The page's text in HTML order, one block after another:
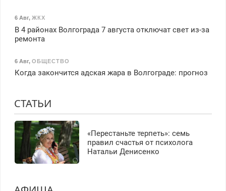
6 Авг, ЖКХ
В 4 районах Волгограда 7 августа отключат свет из-за
ремонта
6 Авг, ОБЩЕСТВО
Когда закончится адская жара в Волгограде: прогноз
СТАТЬИ
«Перестаньте терпеть»: семь
правил счастья от психолога
Натальи Денисенко